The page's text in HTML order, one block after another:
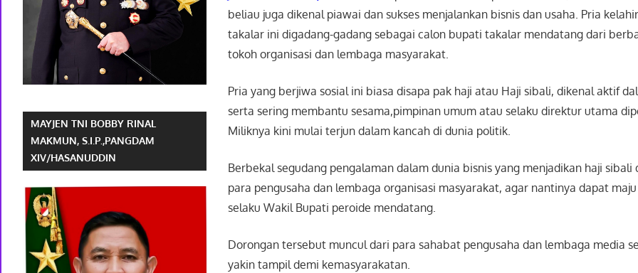
beliau juga dikenal piawai dan sukses menjalankan bisnis dan usaha. Pria
takalar ini digadang-gadang sebagai calon bupati takalar mendatang dari
tokoh organisasi dan lembaga masyarakat.
Pria yang berjiwa sosial ini biasa disapa pak haji atau Haji sibali, dikenal aktif
serta sering membantu sesama,pimpinan umum atau selaku direktur utama
Miliknya kini mulai terjun dalam kancah di dunia politik.
Berbekal segudang pengalaman dalam dunia bisnis yang menjadikan haji sibali
para pengusaha dan lembaga organisasi masyarakat, agar nantinya dapat
selaku Wakil Bupati peroide mendatang.
Dorongan tersebut muncul dari para sahabat pengusaha dan lembaga media
yakin tampil demi kemasyarakatan.
MAYJEN TNI BOBBY RINAL
MAKMUN, S.I.P.,PANGDAM
XIV/HASANUDDIN